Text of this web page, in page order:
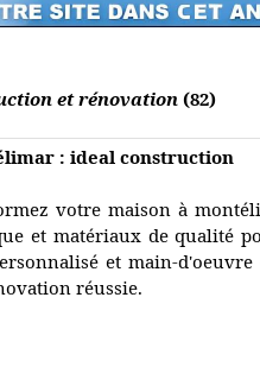
et rénovation (82)
: ideal construction
votre maison à
et matériaux de qualité
et main-
réussie.